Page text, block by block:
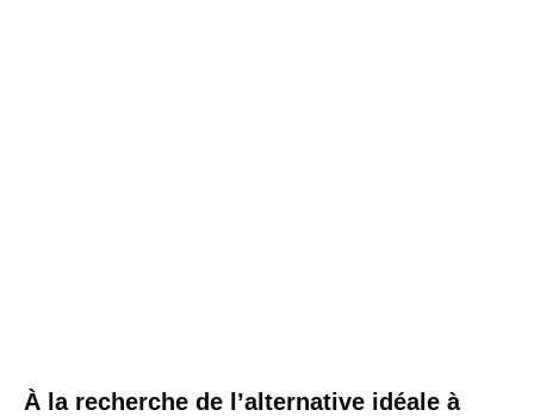
À la recherche de l’alternative idéale à